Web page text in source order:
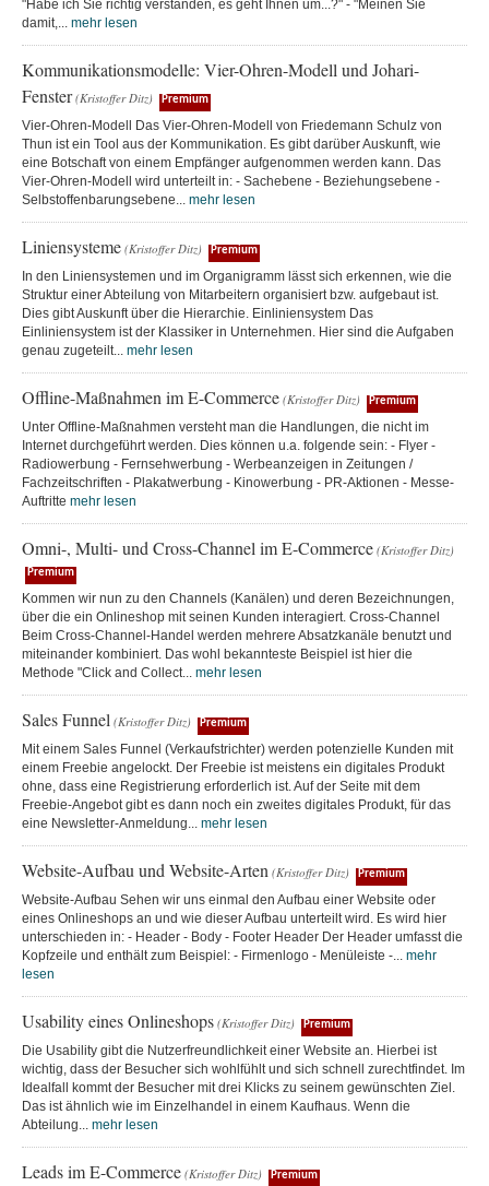
"Habe ich Sie richtig verstanden, es geht Ihnen um...?" - "Meinen Sie
damit,... mehr lesen
Kommunikationsmodelle: Vier-Ohren-Modell und Johari-
Fenster (Kristoffer Ditz) Premium
Vier-Ohren-Modell Das Vier-Ohren-Modell von Friedemann Schulz von
Thun ist ein Tool aus der Kommunikation. Es gibt darüber Auskunft, wie
eine Botschaft von einem Empfänger aufgenommen werden kann. Das
Vier-Ohren-Modell wird unterteilt in: - Sachebene - Beziehungsebene -
Selbstoffenbarungsebene... mehr lesen
Liniensysteme (Kristoffer Ditz) Premium
In den Liniensystemen und im Organigramm lässt sich erkennen, wie die
Struktur einer Abteilung von Mitarbeitern organisiert bzw. aufgebaut ist.
Dies gibt Auskunft über die Hierarchie. Einliniensystem Das
Einliniensystem ist der Klassiker in Unternehmen. Hier sind die Aufgaben
genau zugeteilt... mehr lesen
Offline-Maßnahmen im E-Commerce (Kristoffer Ditz) Premium
Unter Offline-Maßnahmen versteht man die Handlungen, die nicht im
Internet durchgeführt werden. Dies können u.a. folgende sein: - Flyer -
Radiowerbung - Fernsehwerbung - Werbeanzeigen in Zeitungen /
Fachzeitschriften - Plakatwerbung - Kinowerbung - PR-Aktionen - Messe-
Auftritte mehr lesen
Omni-, Multi- und Cross-Channel im E-Commerce (Kristoffer Ditz)
Premium
Kommen wir nun zu den Channels (Kanälen) und deren Bezeichnungen,
über die ein Onlineshop mit seinen Kunden interagiert. Cross-Channel
Beim Cross-Channel-Handel werden mehrere Absatzkanäle benutzt und
miteinander kombiniert. Das wohl bekannteste Beispiel ist hier die
Methode "Click and Collect... mehr lesen
Sales Funnel (Kristoffer Ditz) Premium
Mit einem Sales Funnel (Verkaufstrichter) werden potenzielle Kunden mit
einem Freebie angelockt. Der Freebie ist meistens ein digitales Produkt
ohne, dass eine Registrierung erforderlich ist. Auf der Seite mit dem
Freebie-Angebot gibt es dann noch ein zweites digitales Produkt, für das
eine Newsletter-Anmeldung... mehr lesen
Website-Aufbau und Website-Arten (Kristoffer Ditz) Premium
Website-Aufbau Sehen wir uns einmal den Aufbau einer Website oder
eines Onlineshops an und wie dieser Aufbau unterteilt wird. Es wird hier
unterschieden in: - Header - Body - Footer Header Der Header umfasst die
Kopfzeile und enthält zum Beispiel: - Firmenlogo - Menüleiste -... mehr
lesen
Usability eines Onlineshops (Kristoffer Ditz) Premium
Die Usability gibt die Nutzerfreundlichkeit einer Website an. Hierbei ist
wichtig, dass der Besucher sich wohlfühlt und sich schnell zurechtfindet. Im
Idealfall kommt der Besucher mit drei Klicks zu seinem gewünschten Ziel.
Das ist ähnlich wie im Einzelhandel in einem Kaufhaus. Wenn die
Abteilung... mehr lesen
Leads im E-Commerce (Kristoffer Ditz) Premium